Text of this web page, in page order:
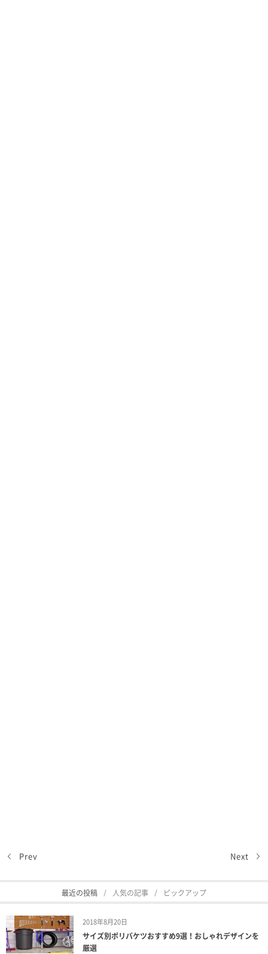
Prev Next
最近の投稿 人気の記事 ピックアップ
2018年8月20日
サイズ別ポリバケツおすすめ9選！おしゃれデザインを
厳選